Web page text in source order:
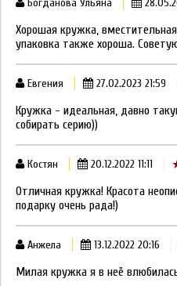
Богданова Ульяна
Хорошая кружка,
упаковка также хороша.
Евгения 27.02.2023 21:59
Кружка - идеальная, давно
собирать серию))
Костян 20.12.2022 11:11
Отличная кружка! Красота
подарку очень рада!)
Анжела 13.12.2022 20:16
Милая кружка я в неё